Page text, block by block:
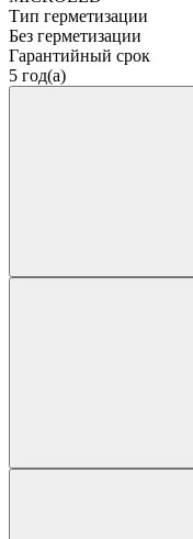
Тип герметизации
Без герметизации
Гарантийный срок
5 год(а)